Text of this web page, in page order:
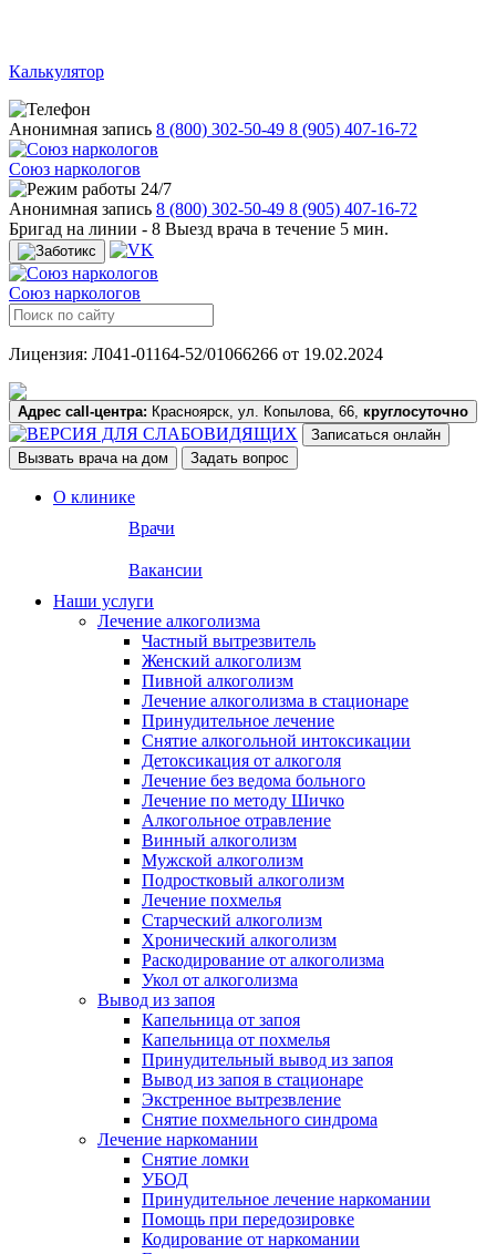
Калькулятор
Анонимная запись 8 (800) 302-50-49 8 (905) 407-16-72
Союз наркологов
24/7
Анонимная запись 8 (800) 302-50-49 8 (905) 407-16-72
Бригад на линии - 8 Выезд врача в течение 5 мин.
Союз наркологов
Лицензия: Л041-01164-52/01066266 от 19.02.2024
Адрес call-центра: Красноярск, ул. Копылова, 66, круглосуточно
Записаться онлайн
Вызвать врача на дом
Задать вопрос
О клинике
Врачи
Вакансии
Наши услуги
Лечение алкоголизма
Частный вытрезвитель
Женский алкоголизм
Пивной алкоголизм
Лечение алкоголизма в стационаре
Принудительное лечение
Снятие алкогольной интоксикации
Детоксикация от алкоголя
Лечение без ведома больного
Лечение по методу Шичко
Алкогольное отравление
Винный алкоголизм
Мужской алкоголизм
Подростковый алкоголизм
Лечение похмелья
Старческий алкоголизм
Хронический алкоголизм
Раскодирование от алкоголизма
Укол от алкоголизма
Вывод из запоя
Капельница от запоя
Капельница от похмелья
Принудительный вывод из запоя
Вывод из запоя в стационаре
Экстренное вытрезвление
Снятие похмельного синдрома
Лечение наркомании
Снятие ломки
УБОД
Принудительное лечение наркомании
Помощь при передозировке
Кодирование от наркомании